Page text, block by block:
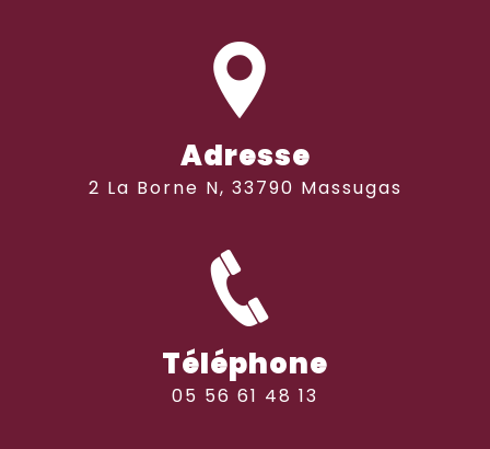
Adresse
2 La Borne N, 33790 Massugas
Téléphone
05 56 61 48 13